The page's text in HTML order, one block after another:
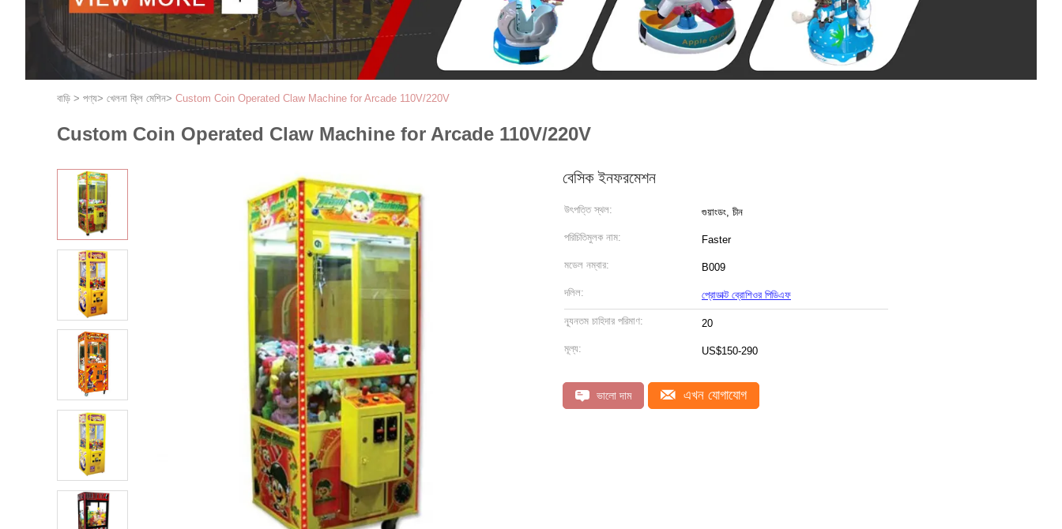
বাড়ি > পণ্য> খেলনা ক্লি মেশিন> Custom Coin Operated Claw Machine for Arcade 110V/220V
Custom Coin Operated Claw Machine for Arcade 110V/220V
বেসিক ইনফরমেশন
উৎপত্তি স্থল: গুয়াংডং, চীন
পরিচিতিমুলক নাম: Faster
মডেল নম্বার: B009
দলিল: প্রোডাক্ট ব্রোশিওর পিডিএফ
ন্যূনতম চাহিদার পরিমাণ: 20
মূল্য: US$150-290
ভালো দাম এখন যোগাযোগ